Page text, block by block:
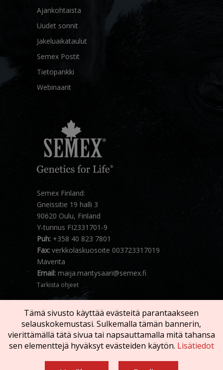
Ajankohtaista
Uudet sonnit
Jakeluaikataulut
Semex Postit
Tietopankki
Webinaarit
Semex Finland:
Gneissitie 19 halli 3
90620 Oulu, Finland
Y-tunnus FI2331701-9
Puh: +358 40 823 7801
Fax: verkkolaskuosoite 003723317019
Maventa
Email: maija.mantysaari@semex.fi
Tarkista ohjeet
Copyright © 2026 SEMEX. Kaikki oikeaudet
Tämä sivusto käyttää evästeitä parantaakseen
selauskokemustasi. Sulkemalla tämän bannerin,
vierittämällä tätä sivua tai napsauttamalla mitä tahansa
sen elementtejä hyväksyt evästeiden käytön. Lisätiedot